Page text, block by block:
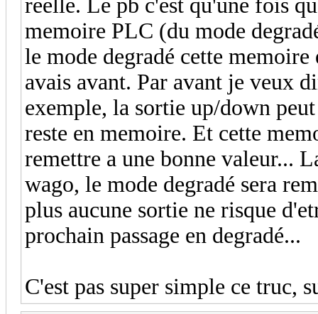
reelle. Le pb c'est qu'une fois
memoire PLC (du mode
le mode degradé cette
avais avant. Par avant je veux
exemple, la sortie up/down
reste en memoire. Et cette
remettre a une bonne valeur...
wago, le mode degradé sera
plus aucune sortie ne risque
prochain passage en degradé...
C'est pas super simple ce truc,